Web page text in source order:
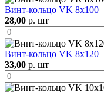
Винт-кольцо VK 8х100
28,00 р. шт
Винт-кольцо VK 8х120
33,00 р. шт